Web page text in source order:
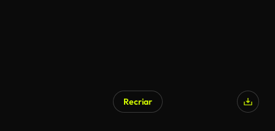
Recriar